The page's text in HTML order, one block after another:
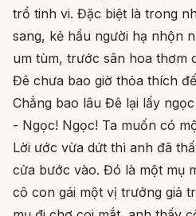
trổ tinh vi. Đặc biệt là trong
sang, kẻ hầu người hạ nhộn
um tùm, trước sân hoa thơm
Đê chưa bao giờ thỏa thích
Chẳng bao lâu Đê lại lấy
- Ngọc! Ngọc! Ta muốn có
Lời ước vừa dứt thì anh đã
cửa bước vào. Đó là một mụ
cô con gái một vị trưởng giả